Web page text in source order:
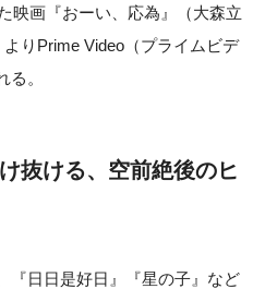
映画『おーい、応為』（大森立
りPrime Video（プライムビデ
。
抜ける、空前絶後のヒ
『日日是好日』『星の子』など